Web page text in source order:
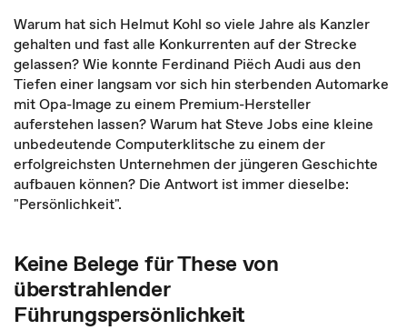
Warum hat sich Helmut Kohl so viele Jahre als Kanzler
gehalten und fast alle Konkurrenten auf der Strecke
gelassen? Wie konnte Ferdinand Piëch Audi aus den
Tiefen einer langsam vor sich hin sterbenden Automarke
mit Opa-Image zu einem Premium-Hersteller
auferstehen lassen? Warum hat Steve Jobs eine kleine
unbedeutende Computerklitsche zu einem der
erfolgreichsten Unternehmen der jüngeren Geschichte
aufbauen können? Die Antwort ist immer dieselbe:
"Persönlichkeit".
Keine Belege für These von
überstrahlender
Führungspersönlichkeit